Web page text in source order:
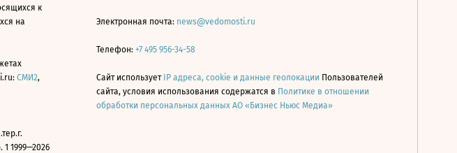
к
на
СМИ2,
1999—2026
Электронная почта: news@vedomosti.ru
Телефон: +7 495 956-34-58
Сайт использует IP адреса, cookie и данные геолокации Пользователей
сайта, условия использования содержатся в Политике в отношении
обработки персональных данных АО «Бизнес Ньюс Медиа»